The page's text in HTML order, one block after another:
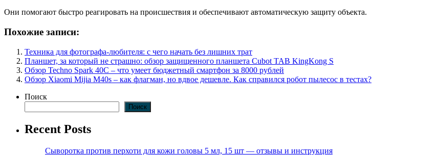
Они помогают быстро реагировать на происшествия и обеспечивают автоматическую защиту объекта.
Похожие записи:
Техника для фотографа-любителя: с чего начать без лишних трат
Планшет, за который не страшно: обзор защищенного планшета Cubot TAB KingKong S
Обзор Technо Spark 40C – что умеет бюджетный смартфон за 8000 рублей
Обзор Xiaomi Mijia M40s – как флагман, но вдвое дешевле. Как справился робот пылесос в тестах?
Поиск
Поиск
Recent Posts
Сыворотка против перхоти для кожи головы 5 мл, 15 шт — отзывы и инструкция